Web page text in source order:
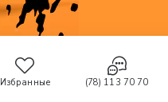
Избранные (78) 113 70 70